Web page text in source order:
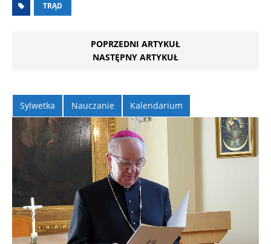
TRĄD
POPRZEDNI ARTYKUŁ
NASTĘPNY ARTYKUŁ
Sylwetka Nauczanie Kalendarium